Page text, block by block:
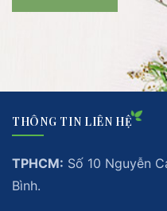
THÔNG TIN LIÊN HỆ
TPHCM: Số 10 Nguyễn
Bình.